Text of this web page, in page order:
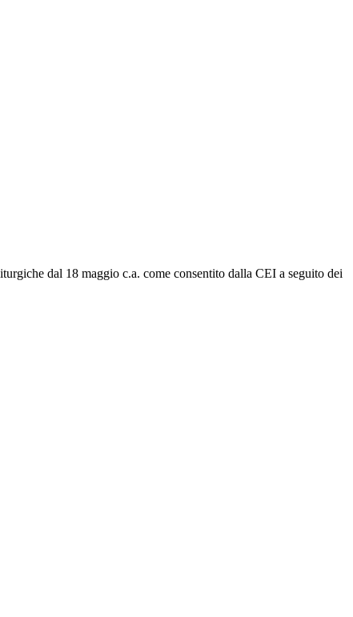
dal 18 maggio c.a. come consentito dalla CEI a seguito dei